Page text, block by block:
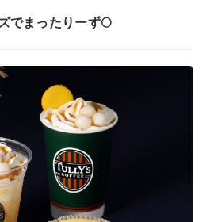
でまったりーず🌕